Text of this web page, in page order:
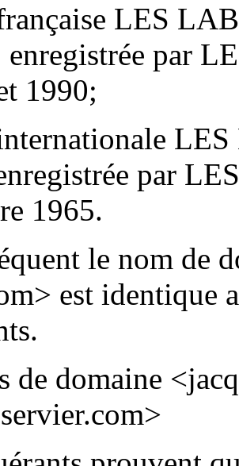
LES
enregistrée par
1990;
par
1965.
le nom de
est identique
de domaine